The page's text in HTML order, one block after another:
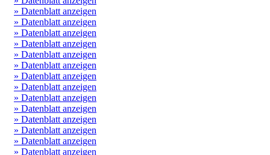
» Datenblatt anzeigen
» Datenblatt anzeigen
» Datenblatt anzeigen
» Datenblatt anzeigen
» Datenblatt anzeigen
» Datenblatt anzeigen
» Datenblatt anzeigen
» Datenblatt anzeigen
» Datenblatt anzeigen
» Datenblatt anzeigen
» Datenblatt anzeigen
» Datenblatt anzeigen
» Datenblatt anzeigen
» Datenblatt anzeigen